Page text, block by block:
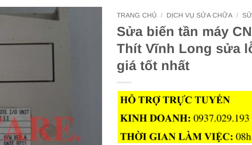
TRANG CHỦ / DỊCH VỤ SỬA CHỮA /
Sửa biến tần máy
Thít Vĩnh Long sửa
giá tốt nhất